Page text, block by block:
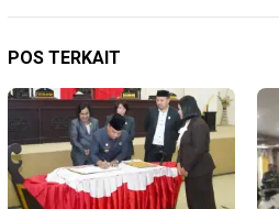
POS TERKAIT